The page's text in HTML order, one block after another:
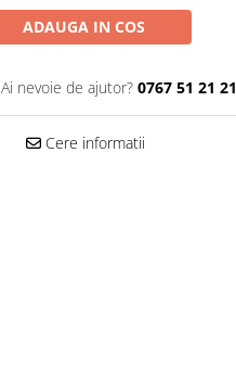
ADAUGA IN COS
Ai nevoie de ajutor? 0767 51 21 21
Cere informatii